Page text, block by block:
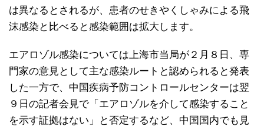
は異なるとされるが、患者のせきやくしゃみによる飛
沫感染と比べると感染範囲は拡大します。
エアロゾル感染については上海市当局が２月８日、専
門家の意見として主な感染ルートと認められると発表
した一方で、中国疾病予防コントロールセンターは翌
９日の記者会見で「エアロゾルを介して感染すること
を示す証拠はない」と否定するなど、中国国内でも見